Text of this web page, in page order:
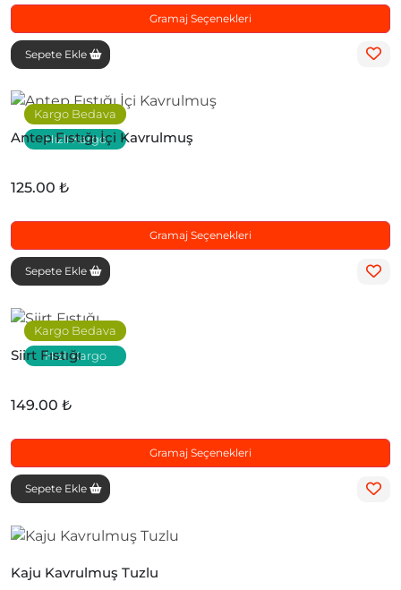
Gramaj Seçenekleri
Sepete Ekle
Kargo Bedava
Hızlı Kargo
Antep Fıstığı İçi Kavrulmuş
125.00 ₺
Gramaj Seçenekleri
Sepete Ekle
Kargo Bedava
Hızlı Kargo
Siirt Fıstığı
149.00 ₺
Gramaj Seçenekleri
Sepete Ekle
Kaju Kavrulmuş Tuzlu